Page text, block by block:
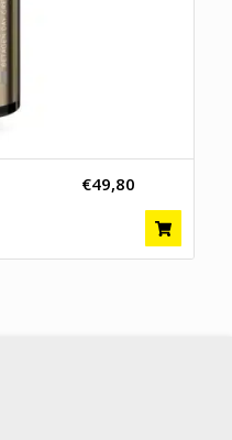
€49,80